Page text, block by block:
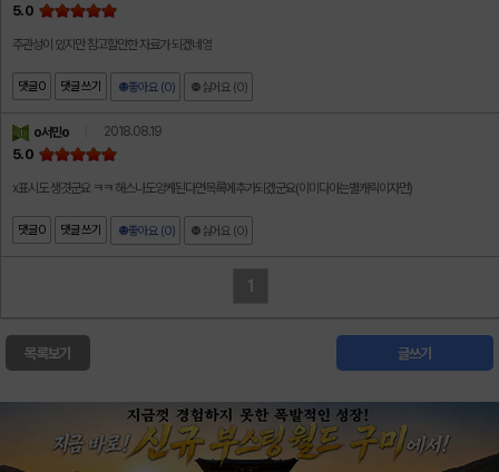
5.0
주관성이 있지만 참고할만한 자료가 되겠네영
댓글0 댓글 쓰기 좋아요 (0) 싫어요 (0)
o서민o 2018.08.19
5.0
x표시도 생겻군요 ㅋㅋ 해스나도앙케된다면목록에추가되겠군요(이미다아는별캐릭이자먼)
댓글0 댓글 쓰기 좋아요 (0) 싫어요 (0)
1
목록보기 글쓰기